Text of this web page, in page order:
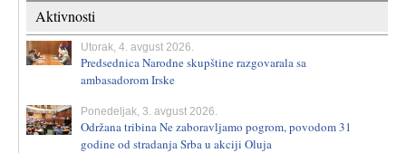
Aktivnosti
Utorak, 4. avgust 2026.
Predsednica Narodne skupštine razgovarala sa
ambasadorom Irske
Ponedeljak, 3. avgust 2026.
Održana tribina Ne zaboravljamo pogrom, povodom 31
godine od stradanja Srba u akciji Oluja